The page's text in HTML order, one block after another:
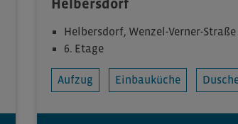
Helbersdorf
Helbersdorf, Wenzel-Verner-Straße
6. Etage
Aufzug Einbauküche